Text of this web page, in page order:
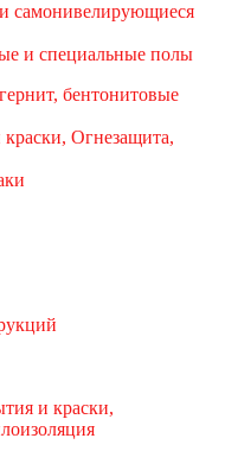
самонивелирующиеся
и специальные полы
бентонитовые
Огнезащита,
и краски,